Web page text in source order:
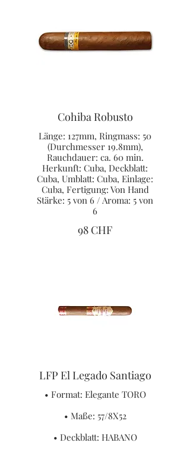
Cohiba Robusto
Länge: 127mm, Ringmass: 50
(Durchmesser 19.8mm),
Rauchdauer: ca. 60 min.
Herkunft: Cuba, Deckblatt:
Cuba, Umblatt: Cuba, Einlage:
Cuba, Fertigung: Von Hand
Stärke: 5 von 6 / Aroma: 5 von
6
98 CHF
LFP El Legado Santiago
• Format: Elegante TORO
• Maße: 57/8X52
• Deckblatt: HABANO